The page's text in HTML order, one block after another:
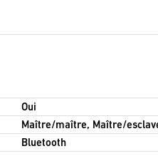
Oui
Maître/maître, Maître/
Bluetooth